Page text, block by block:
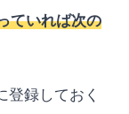
ていれば次の
登録しておく